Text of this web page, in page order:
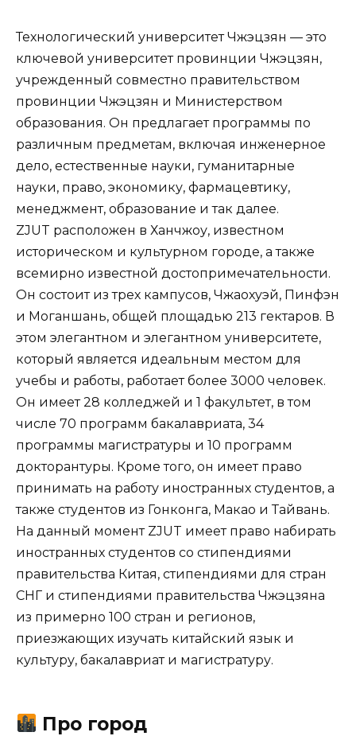
Технологический университет Чжэцзян — это
ключевой университет провинции Чжэцзян,
учрежденный совместно правительством
провинции Чжэцзян и Министерством
образования. Он предлагает программы по
различным предметам, включая инженерное
дело, естественные науки, гуманитарные
науки, право, экономику, фармацевтику,
менеджмент, образование и так далее.
ZJUT расположен в Ханчжоу, известном
историческом и культурном городе, а также
всемирно известной достопримечательности.
Он состоит из трех кампусов, Чжаохуэй, Пинфэн
и Моганшань, общей площадью 213 гектаров. В
этом элегантном и элегантном университете,
который является идеальным местом для
учебы и работы, работает более 3000 человек.
Он имеет 28 колледжей и 1 факультет, в том
числе 70 программ бакалавриата, 34
программы магистратуры и 10 программ
докторантуры. Кроме того, он имеет право
принимать на работу иностранных студентов, а
также студентов из Гонконга, Макао и Тайвань.
На данный момент ZJUT имеет право набирать
иностранных студентов со стипендиями
правительства Китая, стипендиями для стран
СНГ и стипендиями правительства Чжэцзяна
из примерно 100 стран и регионов,
приезжающих изучать китайский язык и
культуру, бакалавриат и магистратуру.
Про город